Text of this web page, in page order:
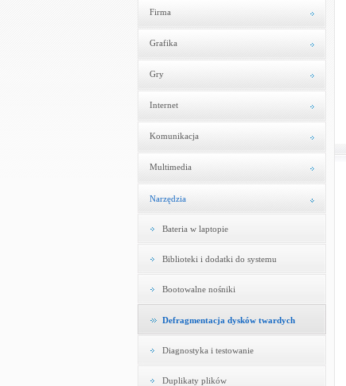
Firma
Grafika
Gry
Internet
Komunikacja
Multimedia
Narzędzia
Bateria w laptopie
Biblioteki i dodatki do systemu
Bootowalne nośniki
Defragmentacja dysków twardych
Diagnostyka i testowanie
Duplikaty plików